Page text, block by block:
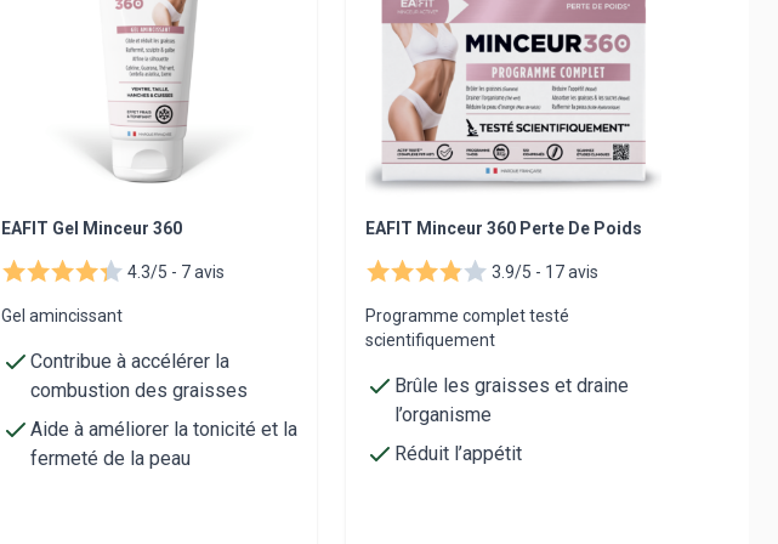
EAFIT Gel Minceur 360
4.3/5 - 7 avis
Gel amincissant
Contribue à accélérer la
combustion des graisses
Aide à améliorer la tonicité et la
fermeté de la peau
EAFIT Minceur 360 Perte De Poids
3.9/5 - 17 avis
Programme complet testé
scientifiquement
Brûle les graisses et draine
l’organisme
Réduit l’appétit